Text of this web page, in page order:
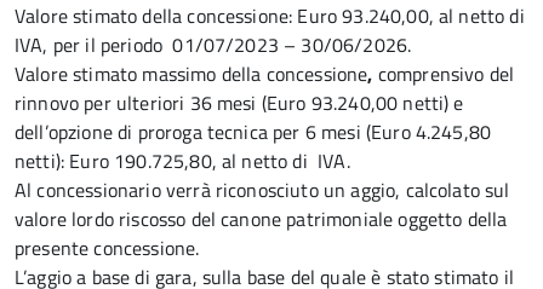
Valore stimato della concessione: Euro 93.240,00, al netto di
IVA, per il periodo 01/07/2023 – 30/06/2026.
Valore stimato massimo della concessione, comprensivo del
rinnovo per ulteriori 36 mesi (Euro 93.240,00 netti) e
dell’opzione di proroga tecnica per 6 mesi (Euro 4.245,80
netti): Euro 190.725,80, al netto di IVA.
Al concessionario verrà riconosciuto un aggio, calcolato sul
valore lordo riscosso del canone patrimoniale oggetto della
presente concessione.
L’aggio a base di gara, sulla base del quale è stato stimato il